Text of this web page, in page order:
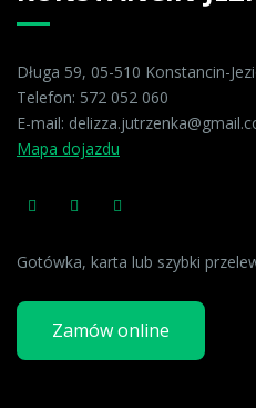
Długa 59, 05-510 Konstancin-
Telefon: 572 052 060
E-mail:
Mapa dojazdu
Gotówka, karta lub szybki
Zamów online